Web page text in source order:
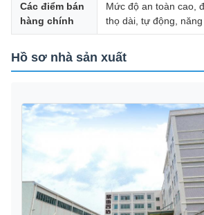
Các điểm bán
hàng chính
Mức độ an toàn cao,
thọ dài, tự động,
Hồ sơ nhà sản xuất